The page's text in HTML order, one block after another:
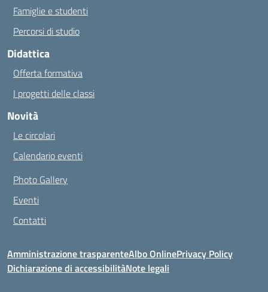
Famiglie e studenti
Percorsi di studio
Didattica
Offerta formativa
I progetti delle classi
Novità
Le circolari
Calendario eventi
Photo Gallery
Eventi
Contatti
Amministrazione trasparenteAlbo OnlinePrivacy Policy
Dichiarazione di accessibilitàNote legali